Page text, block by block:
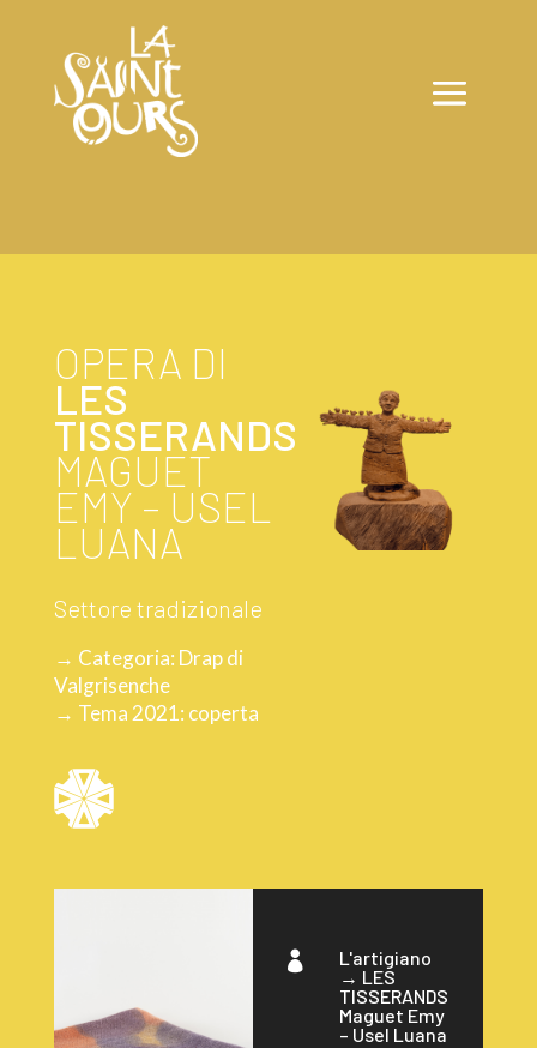
OPERA DI
LES
TISSERANDS
MAGUET
EMY – USEL
LUANA
Settore tradizionale
→ Categoria: Drap di
Valgrisenche
→ Tema 2021: coperta

L'artigiano
→ LES
TISSERANDS
Maguet Emy
– Usel Luana